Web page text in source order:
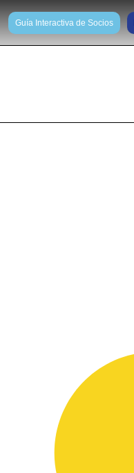
Guía Interactiva de Socios